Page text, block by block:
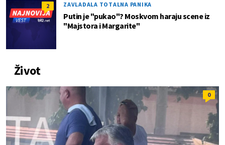
2 ZAVLADALA TOTALNA PANIKA
Putin je "pukao"? Moskvom haraju scene iz
"Majstora i Margarite"
Život
0